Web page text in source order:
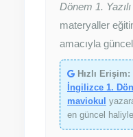
Dönem 1.
materyaller
amacıyla
Hızlı Erişim:
İngilizce 1.
maviokul
en güncel